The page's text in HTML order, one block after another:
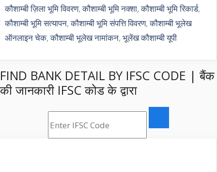
कौशाम्बी ज़िला भूमि विवरण,कौशाम्बी भूमि नक्शा,कौशाम्बी भूमि रिकार्ड,
कौशाम्बी भूमि सत्यापन,कौशाम्बी भूमि संपत्ति विवरण,कौशाम्बी भूलेख
ऑनलाइन चेक,कौशाम्बी भूलेख नामांकन, भूलेंख कौशाम्बी यूपी
FIND BANK DETAIL BY IFSC CODE | बैंक
की जानकारी IFSC कोड के द्वारा